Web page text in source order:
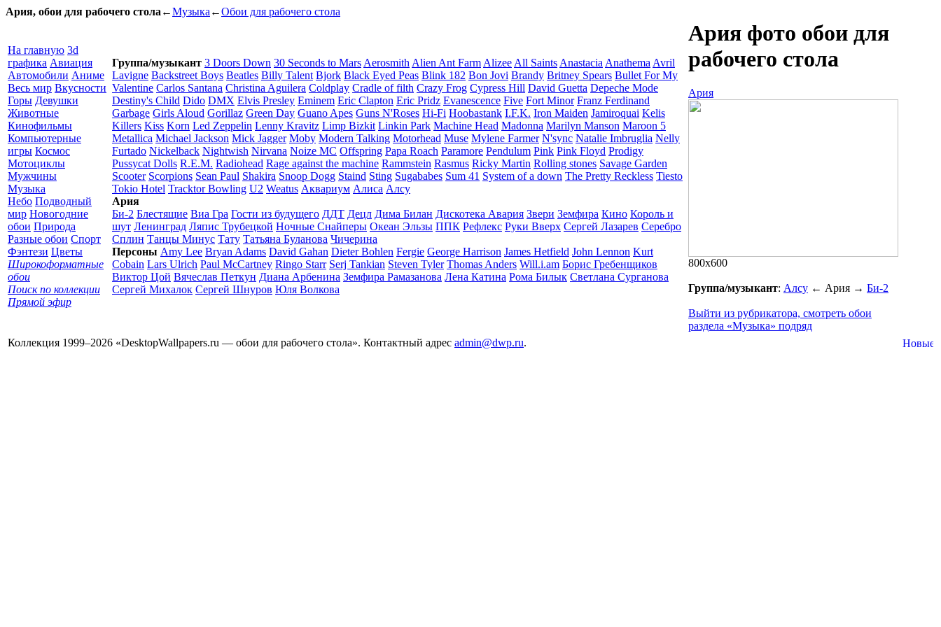
Ария, обои для рабочего стола ←Музыка ←Обои для рабочего стола
На главную 3d
графика Авиация
Автомобили Аниме
Весь мир Вкусности
Горы Девушки
Животные
Кинофильмы
Компьютерные
игры Космос
Мотоциклы
Мужчины
Музыка
Небо Подводный
мир Новогодние
обои Природа
Разные обои Спорт
Фэнтези Цветы
Широкоформатные
обои
Поиск по коллекции
Прямой эфир
Группа/музыкант 3 Doors Down 30 Seconds to Mars Aerosmith Alien Ant Farm Alizee All Saints Anastacia Anathema Avril
Lavigne Backstreet Boys Beatles Billy Talent Bjork Black Eyed Peas Blink 182 Bon Jovi Brandy Britney Spears Bullet For My
Valentine Carlos Santana Christina Aguilera Coldplay Cradle of filth Crazy Frog Cypress Hill David Guetta Depeche Mode
Destiny's Child Dido DMX Elvis Presley Eminem Eric Clapton Eric Pridz Evanescence Five Fort Minor Franz Ferdinand
Garbage Girls Aloud Gorillaz Green Day Guano Apes Guns N'Roses Hi-Fi Hoobastank I.F.K. Iron Maiden Jamiroquai Kelis
Killers Kiss Korn Led Zeppelin Lenny Kravitz Limp Bizkit Linkin Park Machine Head Madonna Marilyn Manson Maroon 5
Metallica Michael Jackson Mick Jagger Moby Modern Talking Motorhead Muse Mylene Farmer N'sync Natalie Imbruglia Nelly
Furtado Nickelback Nightwish Nirvana Noize MC Offspring Papa Roach Paramore Pendulum Pink Pink Floyd Prodigy
Pussycat Dolls R.E.M. Radiohead Rage against the machine Rammstein Rasmus Ricky Martin Rolling stones Savage Garden
Scooter Scorpions Sean Paul Shakira Snoop Dogg Staind Sting Sugababes Sum 41 System of a down The Pretty Reckless Tiesto
Tokio Hotel Tracktor Bowling U2 Weatus Аквариум Алиса Алсу
Ария
Би-2 Блестящие Виа Гра Гости из будущего ДДТ Децл Дима Билан Дискотека Авария Звери Земфира Кино Король и
шут Ленинград Ляпис Трубецкой Ночные Снайперы Океан Эльзы ППК Рефлекс Руки Вверх Сергей Лазарев Серебро
Сплин Танцы Минус Тату Татьяна Буланова Чичерина
Персоны Amy Lee Bryan Adams David Gahan Dieter Bohlen Fergie George Harrison James Hetfield John Lennon Kurt
Cobain Lars Ulrich Paul McCartney Ringo Starr Serj Tankian Steven Tyler Thomas Anders Will.i.am Борис Гребенщиков
Виктор Цой Вячеслав Петкун Диана Арбенина Земфира Рамазанова Лена Катина Рома Билык Светлана Сурганова
Сергей Михалок Сергей Шнуров Юля Волкова
Ария фото обои для
рабочего стола
Ария
800x600
Группа/музыкант: Алсу ← Ария → Би-2
Выйти из рубрикатора, смотреть обои
раздела «Музыка» подряд
Коллекция 1999–2026 «DesktopWallpapers.ru — обои для рабочего стола». Контактный адрес admin@dwp.ru.